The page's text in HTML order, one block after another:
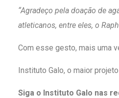
“Agradeço pela doação de
atleticanos, entre eles, o
Com esse gesto, mais uma
Instituto Galo, o maior
Siga o Instituto Galo nas